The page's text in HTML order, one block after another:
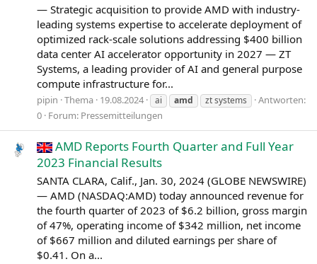
— Strategic acquisition to provide AMD with industry-
leading systems expertise to accelerate deployment of
optimized rack-scale solutions addressing $400 billion
data center AI accelerator opportunity in 2027 — ZT
Systems, a leading provider of AI and general purpose
compute infrastructure for...
pipin Thema 19.08.2024 ai amd zt systems
Antworten:
0 Forum: Pressemitteilungen
AMD Reports Fourth Quarter and Full Year
2023 Financial Results
SANTA CLARA, Calif., Jan. 30, 2024 (GLOBE NEWSWIRE)
— AMD (NASDAQ:AMD) today announced revenue for
the fourth quarter of 2023 of $6.2 billion, gross margin
of 47%, operating income of $342 million, net income
of $667 million and diluted earnings per share of
$0.41. On a...